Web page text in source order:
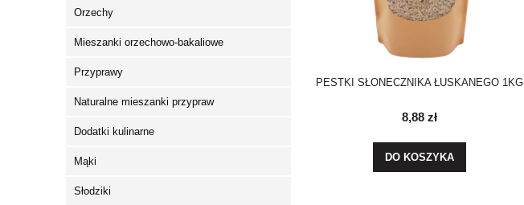
Orzechy
Mieszanki orzechowo-bakaliowe
Przyprawy
Naturalne mieszanki przypraw
Dodatki kulinarne
Mąki
Słodziki
PESTKI SŁONECZNIKA ŁUSKANEGO 1KG
8,88 zł
DO KOSZYKA